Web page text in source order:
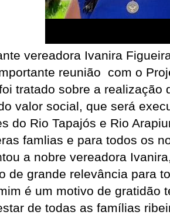
vereadora Ivanira
reunião com o
tratado sobre a realização
valor social, que será
do Rio Tapajós e Rio
famlias e para todos os
a nobre vereadora
de grande relevância para
é um motivo de gratidão
de todas as famílias